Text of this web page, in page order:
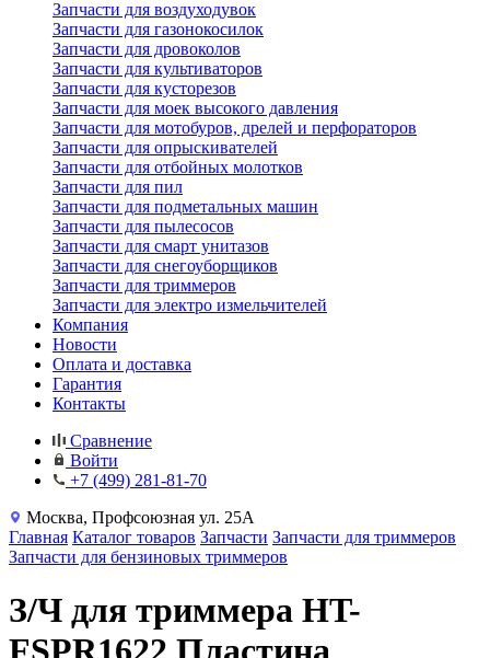
Запчасти для воздуходувок
Запчасти для газонокосилок
Запчасти для дровоколов
Запчасти для культиваторов
Запчасти для кусторезов
Запчасти для моек высокого давления
Запчасти для мотобуров, дрелей и перфораторов
Запчасти для опрыскивателей
Запчасти для отбойных молотков
Запчасти для пил
Запчасти для подметальных машин
Запчасти для пылесосов
Запчасти для смарт унитазов
Запчасти для снегоуборщиков
Запчасти для триммеров
Запчасти для электро измельчителей
Компания
Новости
Оплата и доставка
Гарантия
Контакты
Сравнение
Войти
+7 (499) 281-81-70
Москва, Профсоюзная ул. 25А
Главная Каталог товаров Запчасти Запчасти для триммеров
Запчасти для бензиновых триммеров
З/Ч для триммера HT-